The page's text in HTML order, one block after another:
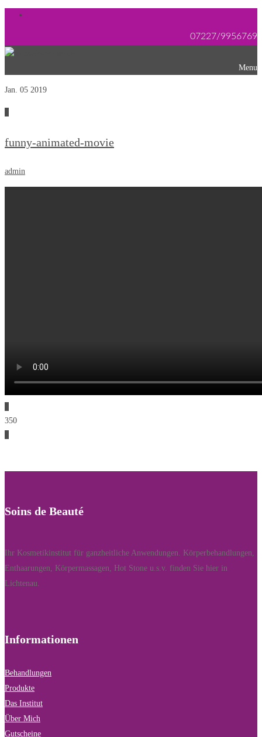
07227/9956769
Menu
Jan. 05 2019
funny-animated-movie
admin
350
Soins de Beauté
Ihr Kosmetikinstitut für ganzheitliche Anwendungen. Körperbehandlungen,
Enthaarungen, Körpermassagen, Hot Stone u.s.v. finden Sie hier in
Lichtenau.
Informationen
Behandlungen
Produkte
Das Institut
Über Mich
Gutscheine